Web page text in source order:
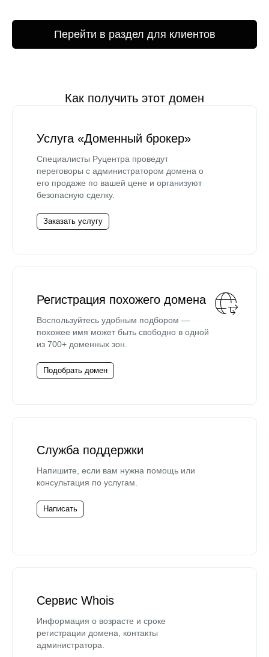
Перейти в раздел для клиентов
Как получить этот домен
Услуга «Доменный брокер»
Специалисты Руцентра проведут
переговоры с администратором домена о
его продаже по вашей цене и организуют
безопасную сделку.
Заказать услугу
Регистрация похожего домена
Воспользуйтесь удобным подбором —
похожее имя может быть свободно в одной
из 700+ доменных зон.
Подобрать домен
Служба поддержки
Напишите, если вам нужна помощь или
консультация по услугам.
Написать
Сервис Whois
Информация о возрасте и сроке
регистрации домена, контакты
администратора.